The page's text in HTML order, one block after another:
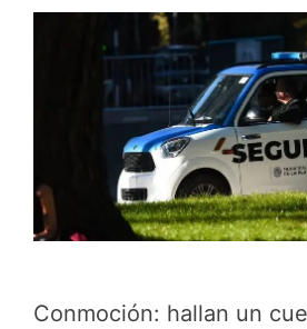
Conmoción: hallan un